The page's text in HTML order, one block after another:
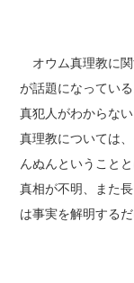
オウム真理教に
が話題になってい
真犯人がわからな
真理教については
んぬんということ
真相が不明、また
は事実を解明する